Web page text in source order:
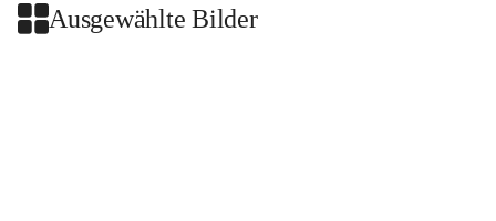
Ausgewählte Bilder